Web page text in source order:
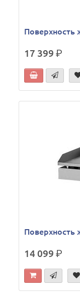
Поверхность
17 399р.
Поверхность
14 099р.